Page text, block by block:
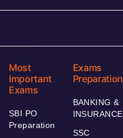
Most
Important
Exams
SBI PO
Preparation
Exams
Preparation
BANKING &
INSURANCE
SSC